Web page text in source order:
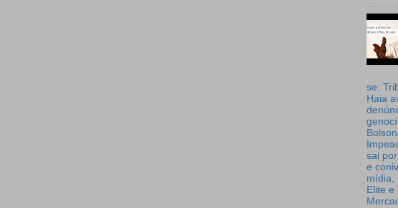
se:
Haia
sai
e
mídia,
Elite e